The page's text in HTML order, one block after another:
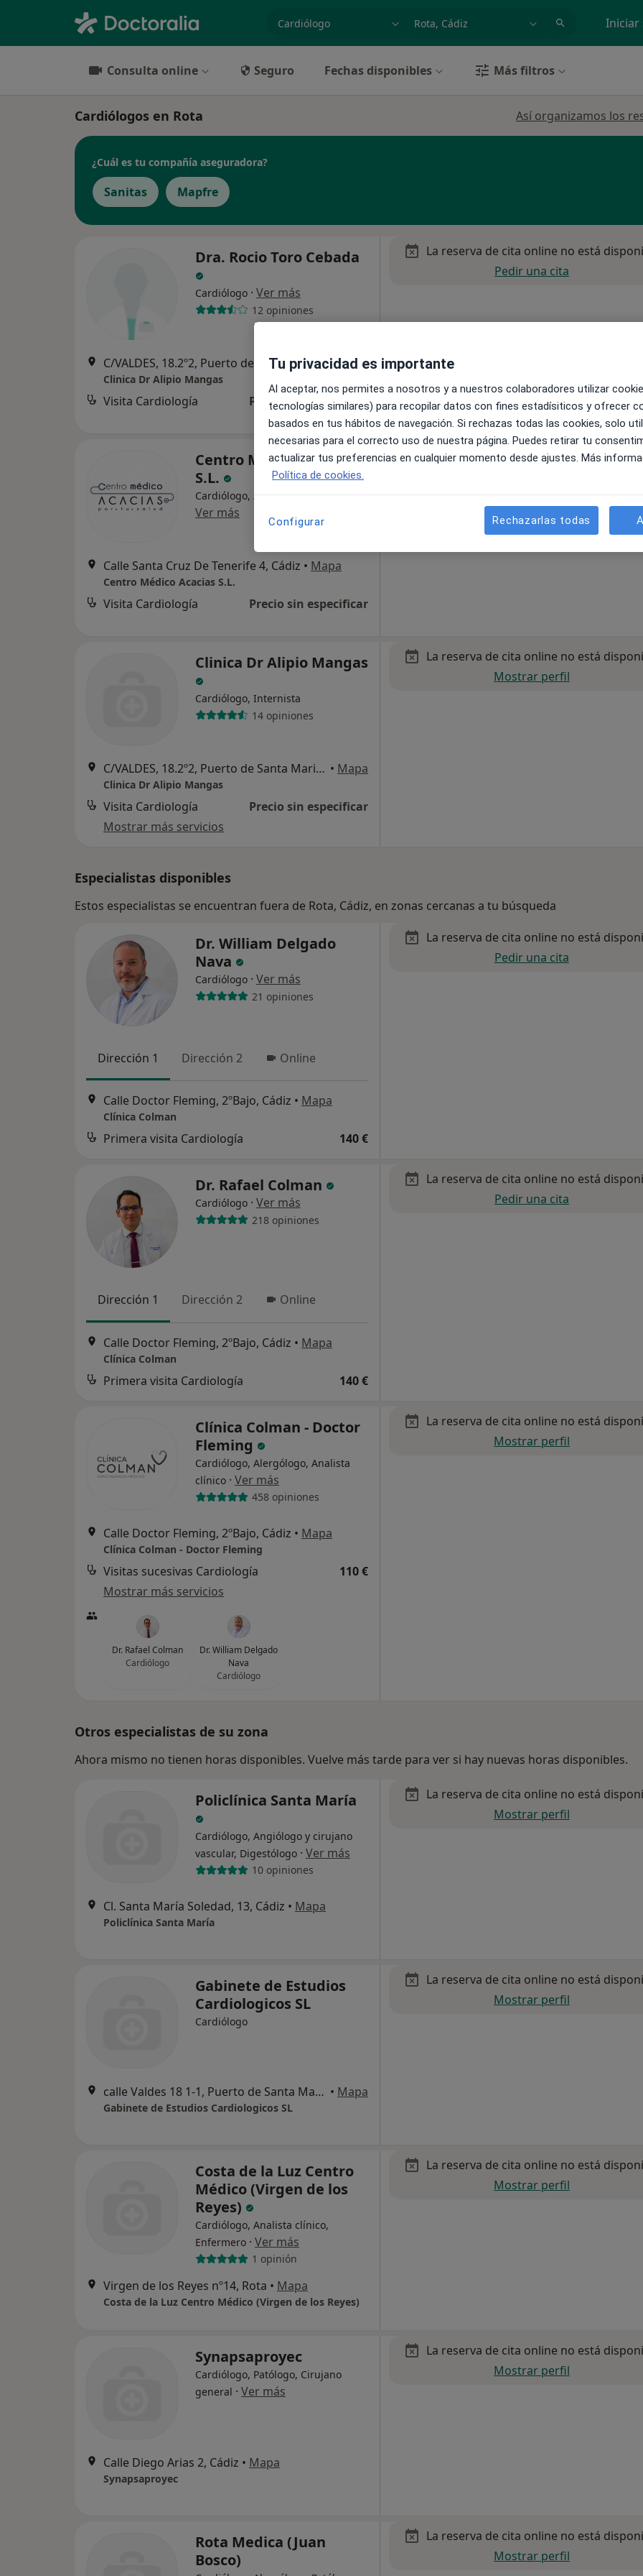
especialidad, enfermedad o nombre
p. ej. Madrid Iniciar
Consulta online Seguro Fechas disponibles Más filtros
Cardiólogos en Rota Así organizamos los
¿Cuál es tu compañía aseguradora?
Sanitas Mapfre
Dra. Rocio Toro Cebada
Cardiólogo · Ver más
12 opiniones
C/VALDES, 18.2º2, Puerto de Santa Maria, El •Mapa
Clinica Dr Alipio Mangas
Visita Cardiología Precio sin especificar
La reserva de cita online no está
Pedir una cita
Centro Médico Acacias
S.L.
Cardiólogo, Acupuntor, Alergólogo
Ver más
Calle Santa Cruz De Tenerife 4, Cádiz • Mapa
Centro Médico Acacias S.L.
Visita Cardiología Precio sin especificar
La reserva de cita online no está
Clinica Dr Alipio Mangas
Cardiólogo, Internista
14 opiniones
C/VALDES, 18.2º2, Puerto de Santa Maria, El • Mapa
Clinica Dr Alipio Mangas
Visita Cardiología
Precio sin especificar
Mostrar más servicios
La reserva de cita online no está
Mostrar perfil
Especialistas disponibles
Estos especialistas se encuentran fuera de Rota, Cádiz, en zonas cercanas a tu búsqueda
Dr. William Delgado
Nava
Cardiólogo · Ver más
21 opiniones
Dirección 1 Dirección 2 Online
Calle Doctor Fleming, 2ºBajo, Cádiz • Mapa
Clínica Colman
Primera visita Cardiología 140 €
La reserva de cita online no está
Pedir una cita
Dr. Rafael Colman
Cardiólogo · Ver más
218 opiniones
Dirección 1 Dirección 2 Online
Calle Doctor Fleming, 2ºBajo, Cádiz • Mapa
Clínica Colman
Primera visita Cardiología 140 €
La reserva de cita online no está
Pedir una cita
Clínica Colman - Doctor
Fleming
Cardiólogo, Alergólogo, Analista
clínico · Ver más
458 opiniones
Calle Doctor Fleming, 2ºBajo, Cádiz • Mapa
Clínica Colman - Doctor Fleming
Visitas sucesivas Cardiología
110 €
Mostrar más servicios
Dr. Rafael Colman
Cardiólogo
Dr. William Delgado
Nava
Cardiólogo
La reserva de cita online no está
Mostrar perfil
Otros especialistas de su zona
Ahora mismo no tienen horas disponibles. Vuelve más tarde para ver si hay nuevas horas disponibles.
Policlínica Santa María
Cardiólogo, Angiólogo y cirujano
vascular, Digestólogo · Ver más
10 opiniones
Cl. Santa María Soledad, 13, Cádiz • Mapa
Policlínica Santa María
La reserva de cita online no está
Mostrar perfil
Gabinete de Estudios
Cardiologicos SL
Cardiólogo
calle Valdes 18 1-1, Puerto de Santa Maria, El • Mapa
Gabinete de Estudios Cardiologicos SL
La reserva de cita online no está
Mostrar perfil
Costa de la Luz Centro
Médico (Virgen de los
Reyes)
Cardiólogo, Analista clínico,
Enfermero · Ver más
1 opinión
Virgen de los Reyes nº14, Rota • Mapa
Costa de la Luz Centro Médico (Virgen de los Reyes)
La reserva de cita online no está
Mostrar perfil
Synapsaproyec
Cardiólogo, Patólogo, Cirujano
general · Ver más
Calle Diego Arias 2, Cádiz • Mapa
Synapsaproyec
La reserva de cita online no está
Mostrar perfil
Rota Medica (Juan
Bosco)
La reserva de cita online no está
Mostrar perfil
Tu privacidad es importante
Al aceptar, nos permites a nosotros y a nuestros colaboradores utilizar
tecnologías similares) para recopilar datos con fines estadísiticos y ofrecer
basados en tus hábitos de navegación. Si rechazas todas las cookies, solo
necesarias para el correcto uso de nuestra página. Puedes retirar tu
actualizar tus preferencias en cualquier momento desde ajustes. Más
Política de cookies.
Configurar Rechazarlas todas